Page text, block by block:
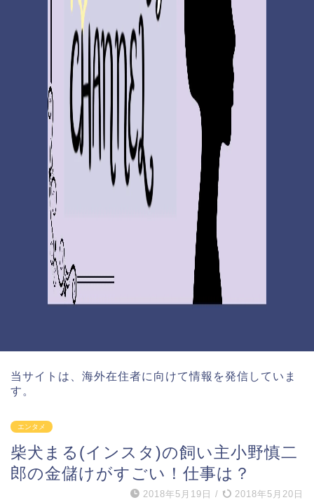
当サイトは、海外在住者に向けて情報を発信していま
す。
エンタメ
柴犬まる(インスタ)の飼い主小野慎二
郎の金儲けがすごい！仕事は？
2018年5月19日 / 2018年5月20日